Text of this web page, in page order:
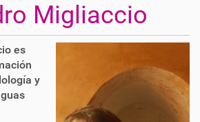
Migliaccio
es
y